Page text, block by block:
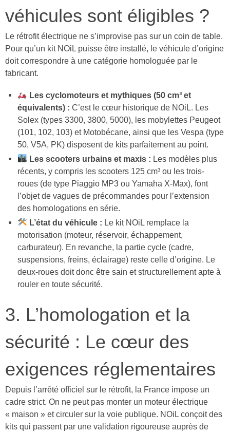
véhicules sont éligibles ?
Le rétrofit électrique ne s’improvise pas sur un coin de table.
Pour qu’un kit NOiL puisse être installé, le véhicule d’origine
doit correspondre à une catégorie homologuée par le
fabricant.
Les cyclomoteurs et mythiques (50 cm³ et
équivalents) : C’est le cœur historique de NOiL. Les
Solex (types 3300, 3800, 5000), les mobylettes Peugeot
(101, 102, 103) et Motobécane, ainsi que les Vespa (type
50, V5A, PK) disposent de kits parfaitement au point.
Les scooters urbains et maxis : Les modèles plus
récents, y compris les scooters 125 cm³ ou les trois-
roues (de type Piaggio MP3 ou Yamaha X-Max), font
l’objet de vagues de précommandes pour l’extension
des homologations en série.
L’état du véhicule : Le kit NOiL remplace la
motorisation (moteur, réservoir, échappement,
carburateur). En revanche, la partie cycle (cadre,
suspensions, freins, éclairage) reste celle d’origine. Le
deux-roues doit donc être sain et structurellement apte à
rouler en toute sécurité.
3. L’homologation et la
sécurité : Le cœur des
exigences réglementaires
Depuis l’arrêté officiel sur le rétrofit, la France impose un
cadre strict. On ne peut pas monter un moteur électrique
« maison » et circuler sur la voie publique. NOiL conçoit des
kits qui passent par une validation rigoureuse auprès de